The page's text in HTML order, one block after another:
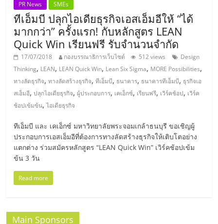
ลงทุน
น้อย
คืน
ทุน
ไว,
ที่
ปรึกษา
การ
PR News SMEs
ทีเอ็มบี ปลุกไอเดียธุรกิจเอสเอ็มอีให้ “ได้
มากกว่า” ครั้งแรก! กับหลักสูตร LEAN
Quick Win เรียนฟรี รับจำนวนจำกัด
17/07/2018 กองบรรณาธิการเว็บไซต์ 512 views
Design
Thinking, LEAN, LEAN Quick Win, Lean Six Sigma, MORE Possibilities,
ทางลัดธุรกิจ,ทางลัดสร้างธุรกิจ,ทีเอ็มบี, ธนาคาร, ธนาคารทีเอ็มบี, ธุรกิจเอ
สเอ็มอี,ปลุกไอเดียธุรกิจ,ผู้ประกอบการ, เคเอ็กซ์, เรียนฟรี, เวิร์คช้อป, เวิร์ค
ช้อปเข้มข้น,ไอเดียธุรกิจ
ทีเอ็มบี และ เคเอ็กซ์ มหาวิทยาลัยพระจอมเกล้าธนบุรี ขอเชิญผู้
ประกอบการเอสเอ็มอีที่ต้องการทางลัดสร้างธุรกิจให้เติบโตอย่าง
แตกต่าง ร่วมสมัครหลักสูตร “LEAN Quick Win” เวิร์คช้อปเข้ม
ข้น 3 วัน
Read more
Main Sponsors